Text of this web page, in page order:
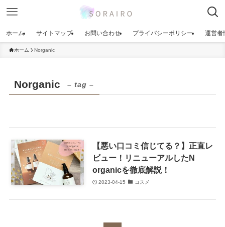
ホーム サイトマップ お問い合わせ プライバシーポリシー 運営者
ホーム Norganic
Norganic – tag –
【悪い口コミ信じてる？】正直レ
ビュー！リニューアルしたN
organicを徹底解説！
2023-04-15 コスメ